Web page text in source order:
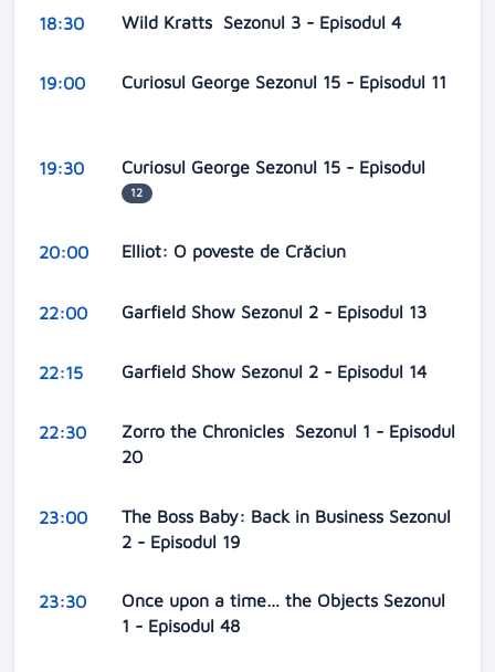
18:30 Wild Kratts Sezonul 3 - Episodul 4
19:00 Curiosul George Sezonul 15 - Episodul 11
19:30 Curiosul George Sezonul 15 - Episodul
12
20:00 Elliot: O poveste de Crăciun
22:00 Garfield Show Sezonul 2 - Episodul 13
22:15 Garfield Show Sezonul 2 - Episodul 14
22:30
Zorro the Chronicles Sezonul 1 - Episodul
20
23:00
The Boss Baby: Back in Business Sezonul
2 - Episodul 19
23:30
Once upon a time… the Objects Sezonul
1 - Episodul 48